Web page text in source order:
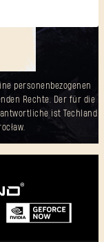
personenbezogenen
Rechte. Der für die
ist Techland